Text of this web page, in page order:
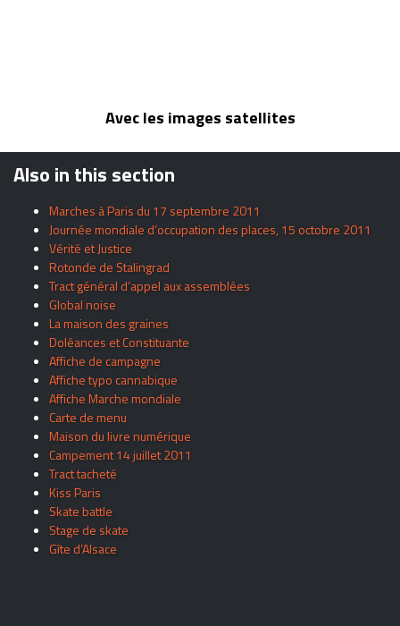
Avec les images satellites
Also in this section
Marches à Paris du 17 septembre 2011
Journée mondiale d’occupation des places, 15 octobre 2011
Vérité et Justice
Rotonde de Stalingrad
Tract général d’appel aux assemblées
Global noise
La maison des graines
Doléances et Constituante
Affiche de campagne
Affiche typo cannabique
Affiche Marche mondiale
Carte de menu
Maison du livre numérique
Campement 14 juillet 2011
Tract tacheté
Kiss Paris
Skate battle
Stage de skate
Gîte d’Alsace